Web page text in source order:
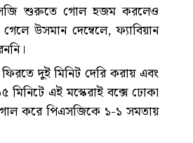
শুরুতে গোল হজম করলেও
উসমান দেম্বেলে, ফ্যাবিয়ান
দুই মিনিট দেরি করায় এবং
মিনিটে এই মস্কেরাই বক্সে ঢোকা
করে পিএসজিকে ১-১ সমতায়